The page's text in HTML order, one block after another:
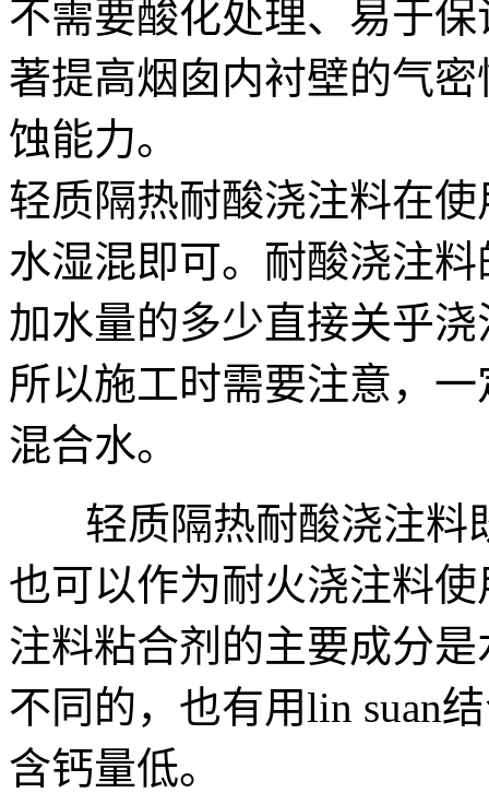
不需要酸化处理、易于
著提高烟囱内衬壁的气
蚀能力。
轻质隔热耐酸浇注料在
水湿混即可。耐酸浇注
加水量的多少直接关乎
所以施工时需要注意，
混合水。
轻质隔热耐酸浇注料
也可以作为耐火浇注料
注料粘合剂的主要成分
不同的，也有用lin suan
含钙量低。